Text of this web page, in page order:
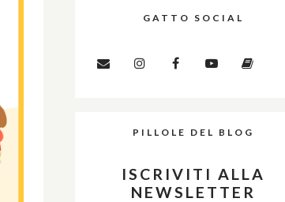
GATTO SOCIAL
PILLOLE DEL BLOG
ISCRIVITI ALLA
NEWSLETTER